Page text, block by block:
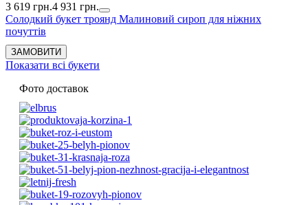
3 619 грн.4 931 грн.
Солодкий букет троянд Малиновий сироп для ніжних
почуттів
Показати всі букети
Фото доставок